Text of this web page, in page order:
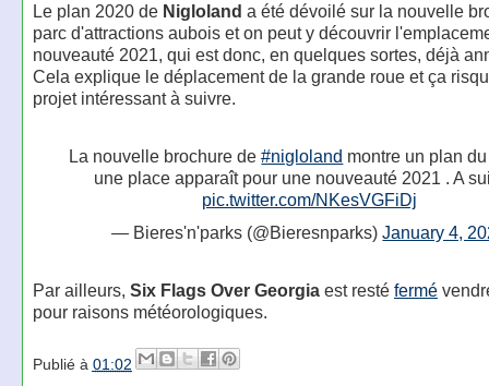
Le plan 2020 de Nigloland a été dévoilé sur la nouvelle
parc d'attractions aubois et on peut y découvrir
nouveauté 2021, qui est donc, en quelques sortes, déjà
Cela explique le déplacement de la grande roue et ça
projet intéressant à suivre.
La nouvelle brochure de#nigloland montre un plan
une place apparaît pour une nouveauté 2021 . A
pic.twitter.com/NKesVGFiDj
— Bieres'n'parks (@Bieresnparks)January 4,
Par ailleurs, Six Flags Over Georgiaest resté fermé
pour raisons météorologiques.
Publié à 01:02